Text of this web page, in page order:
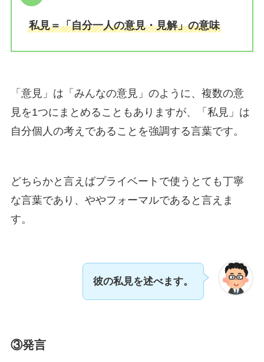
私見＝「自分一人の意見・見解」の意味
「意見」は「みんなの意見」のように、複数の意
見を1つにまとめることもありますが、「私見」は
自分個人の考えであることを強調する言葉です。
どちらかと言えばプライベートで使うとても丁寧
な言葉であり、ややフォーマルであると言えま
す。
彼の私見を述べます。
③発言